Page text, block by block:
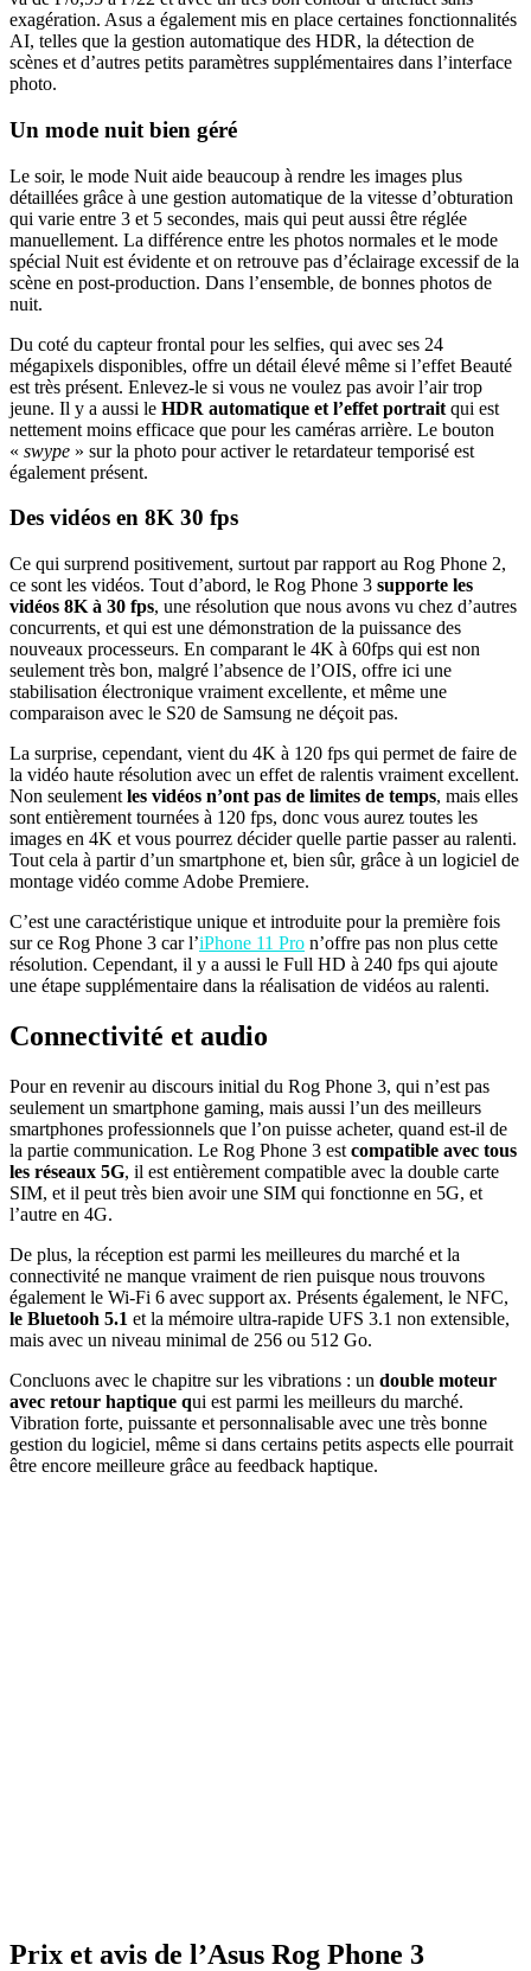
exagération. Asus a également mis en place certaines fonctionnalités
AI, telles que la gestion automatique des HDR, la détection de
scènes et d’autres petits paramètres supplémentaires dans l’interface
photo.
Un mode nuit bien géré
Le soir, le mode Nuit aide beaucoup à rendre les images plus
détaillées grâce à une gestion automatique de la vitesse d’obturation
qui varie entre 3 et 5 secondes, mais qui peut aussi être réglée
manuellement. La différence entre les photos normales et le mode
spécial Nuit est évidente et on retrouve pas d’éclairage excessif de la
scène en post-production. Dans l’ensemble, de bonnes photos de
nuit.
Du coté du capteur frontal pour les selfies, qui avec ses 24
mégapixels disponibles, offre un détail élevé même si l’effet Beauté
est très présent. Enlevez-le si vous ne voulez pas avoir l’air trop
jeune. Il y a aussi le HDR automatique et l’effet portrait qui est
nettement moins efficace que pour les caméras arrière. Le bouton
« swype » sur la photo pour activer le retardateur temporisé est
également présent.
Des vidéos en 8K 30 fps
Ce qui surprend positivement, surtout par rapport au Rog Phone 2,
ce sont les vidéos. Tout d’abord, le Rog Phone 3 supporte les
vidéos 8K à 30 fps, une résolution que nous avons vu chez d’autres
concurrents, et qui est une démonstration de la puissance des
nouveaux processeurs. En comparant le 4K à 60fps qui est non
seulement très bon, malgré l’absence de l’OIS, offre ici une
stabilisation électronique vraiment excellente, et même une
comparaison avec le S20 de Samsung ne déçoit pas.
La surprise, cependant, vient du 4K à 120 fps qui permet de faire de
la vidéo haute résolution avec un effet de ralentis vraiment excellent.
Non seulement les vidéos n’ont pas de limites de temps, mais elles
sont entièrement tournées à 120 fps, donc vous aurez toutes les
images en 4K et vous pourrez décider quelle partie passer au ralenti.
Tout cela à partir d’un smartphone et, bien sûr, grâce à un logiciel de
montage vidéo comme Adobe Premiere.
C’est une caractéristique unique et introduite pour la première fois
sur ce Rog Phone 3 car l’iPhone 11 Pro n’offre pas non plus cette
résolution. Cependant, il y a aussi le Full HD à 240 fps qui ajoute
une étape supplémentaire dans la réalisation de vidéos au ralenti.
Connectivité et audio
Pour en revenir au discours initial du Rog Phone 3, qui n’est pas
seulement un smartphone gaming, mais aussi l’un des meilleurs
smartphones professionnels que l’on puisse acheter, quand est-il de
la partie communication. Le Rog Phone 3 est compatible avec tous
les réseaux 5G, il est entièrement compatible avec la double carte
SIM, et il peut très bien avoir une SIM qui fonctionne en 5G, et
l’autre en 4G.
De plus, la réception est parmi les meilleures du marché et la
connectivité ne manque vraiment de rien puisque nous trouvons
également le Wi-Fi 6 avec support ax. Présents également, le NFC,
le Bluetooh 5.1 et la mémoire ultra-rapide UFS 3.1 non extensible,
mais avec un niveau minimal de 256 ou 512 Go.
Concluons avec le chapitre sur les vibrations : un double moteur
avec retour haptique qui est parmi les meilleurs du marché.
Vibration forte, puissante et personnalisable avec une très bonne
gestion du logiciel, même si dans certains petits aspects elle pourrait
être encore meilleure grâce au feedback haptique.
Prix et avis de l’Asus Rog Phone 3